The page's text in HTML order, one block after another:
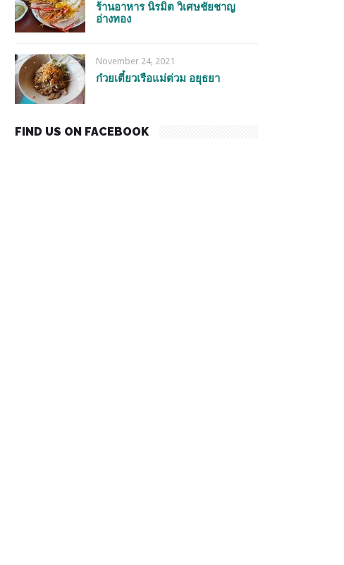
ร้านอาหาร นิรมิต วิเศษชัยชาญ
อ่างทอง
November 24, 2021
ก๋วยเตี๋ยวเรือแม่ต่วม อยุธยา
FIND US ON FACEBOOK